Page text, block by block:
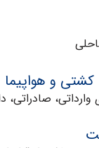
کشتی و هواپیما
وارداتی،